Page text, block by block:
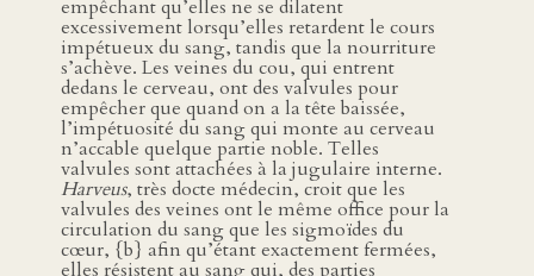
empêchant qu’elles ne se dilatent
excessivement lorsqu’elles retardent le cours
impétueux du sang, tandis que la nourriture
s’achève. Les veines du cou, qui entrent
dedans le cerveau, ont des valvules pour
empêcher que quand on a la tête baissée,
l’impétuosité du sang qui monte au cerveau
n’accable quelque partie noble. Telles
valvules sont attachées à la jugulaire interne.
Harveus, très docte médecin, croit que les
valvules des veines ont le même office pour la
circulation du sang que les sigmoïdes du
cœur, {b} afin qu’étant exactement fermées,
elles résistent au sang qui, des parties